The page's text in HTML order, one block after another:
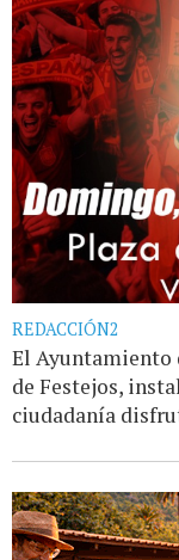
REDACCIÓN2
El Ayuntamiento
de Festejos,
ciudadanía